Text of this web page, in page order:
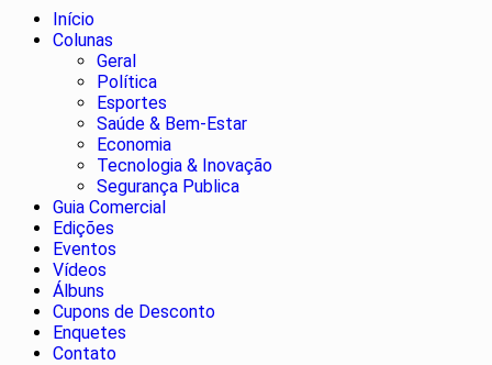
Início
Colunas
Geral
Política
Esportes
Saúde & Bem-Estar
Economia
Tecnologia & Inovação
Segurança Publica
Guia Comercial
Edições
Eventos
Vídeos
Álbuns
Cupons de Desconto
Enquetes
Contato